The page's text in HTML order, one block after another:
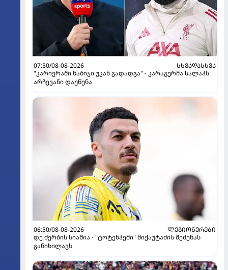
07:50/08-08-2026
ᲡᲮᲕᲐᲓᲐᲡᲮᲕᲐ
"კარიერაში ნაბიჯი უკან გადადგა" - კარაგერმა სალაჰს
არჩევანი დაუწუნა
06:50/08-08-2026
ᲚᲔᲒᲘᲝᲜᲔᲠᲔᲑᲘ
დე ძერბის სიაშია - "ტოტენჰემი" მიქაუტაძის შეძენას
განიხილავს